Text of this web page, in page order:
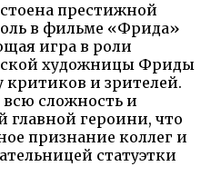
престижной
в фильме «Фрида»
игра в роли
художницы Фриды
критиков и зрителей.
всю сложность и
главной героини, что
признание коллег и
статуэтки